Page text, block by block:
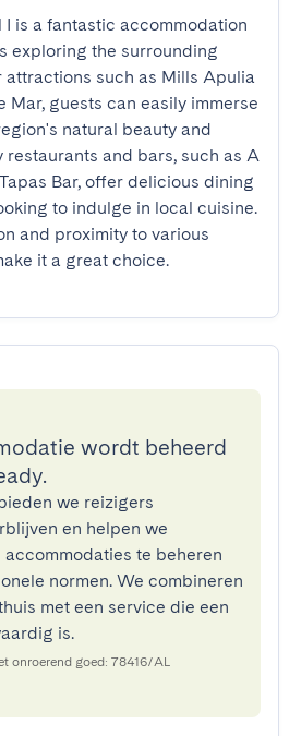
is a fantastic accommodation
exploring the surrounding
attractions such as Mills Apulia
Mar, guests can easily immerse
natural beauty and
restaurants and bars, such as A
Bar, offer delicious dining
to indulge in local cuisine.
and proximity to various
it a great choice.
wordt beheerd
we reizigers
en helpen we
te beheren
normen. We combineren
met een service die een
is.
onroerend goed: 78416/AL